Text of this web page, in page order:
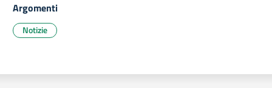
Argomenti
Notizie